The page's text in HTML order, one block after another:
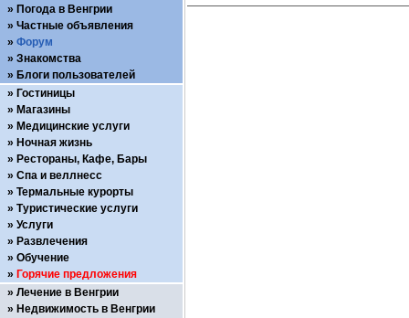
Погода в Венгрии
Частные объявления
Форум
Знакомства
Блоги пользователей
Гостиницы
Магазины
Медицинские услуги
Ночная жизнь
Рестораны, Кафе, Бары
Спа и веллнесс
Термальные курорты
Туристические услуги
Услуги
Развлечения
Обучение
Горячие предложения
Лечение в Венгрии
Недвижимость в Венгрии